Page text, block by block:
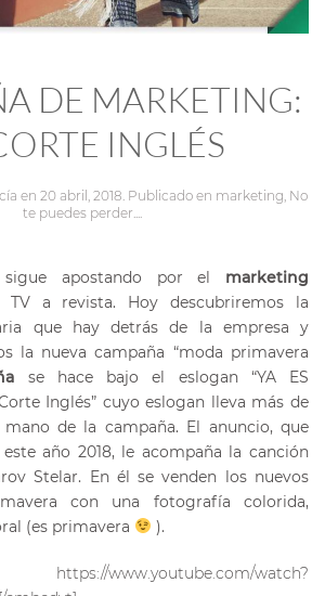
DE MARKETING:
INGLÉS
en 20 abril, 2018. Publicado en marketing, No
te puedes perder....
sigue apostando por el marketing
TV a revista. Hoy descubriremos la
que hay detrás de la empresa y
la nueva campaña “moda primavera
se hace bajo el eslogan “YA ES
Inglés” cuyo eslogan lleva más de
de la campaña. El anuncio, que
año 2018, le acompaña la canción
Stelar. En él se venden los nuevos
con una fotografía colorida,
(es primavera
).
www.youtube.com/watch?